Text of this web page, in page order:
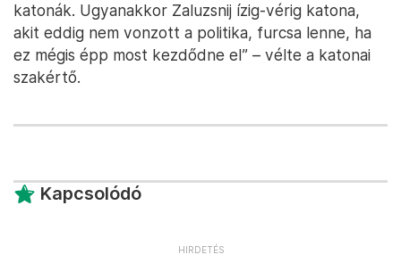
katonák. Ugyanakkor Zaluzsnij ízig-vérig katona,
akit eddig nem vonzott a politika, furcsa lenne, ha
ez mégis épp most kezdődne el” – vélte a katonai
szakértő.
Kapcsolódó